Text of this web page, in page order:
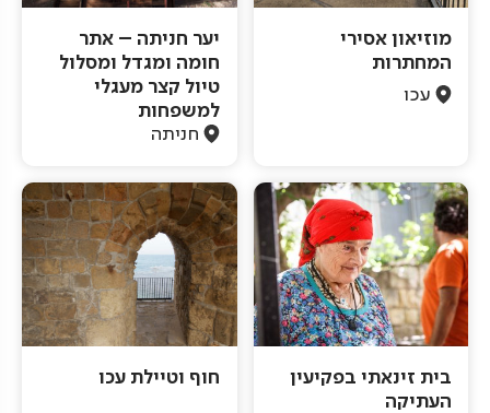
מוזיאון אסירי
המחתרות
עכו
יער חניתה – אתר
חומה ומגדל ומסלול
טיול קצר מעגלי
למשפחות
חניתה
בית זינאתי בפקיעין
העתיקה
חוף וטיילת עכו